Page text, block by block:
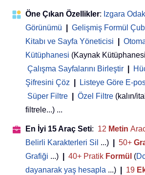
Öne Çıkan Özellikler: Izgara
Görünümü
Gelişmiş Formül
Kitabı ve Sayfa Yöneticisi
Kütüphanesi (Kaynak
Çalışma Sayfalarını Birleştir
Şifresini Çöz
Listeye Göre E-
Süper Filtre
Özel Filtre (kalın/
filtrele...) ...
En İyi 15 Araç Seti: 12 Metin
Belirli Karakterleri Sil ...) 50+
Grafiği ...) 40+ Pratik Formül (
dayanarak yaş hesapla ...) 19